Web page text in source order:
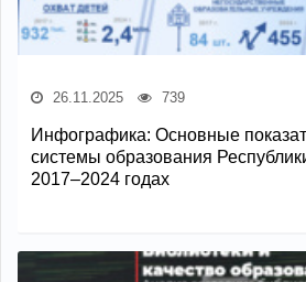
26.11.2025 739
Инфографика: Основные
системы образования
2017–2024 годах